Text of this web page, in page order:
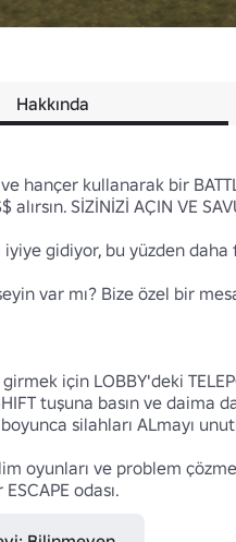
Hakkında
hançer kullanarak bir
SİZİNİZİ AÇIN VE
iyiye gidiyor, bu yüzden
var mı? Bize özel bir
girmek için LOBBY'deki
tuşuna basın ve daima
silahları ALmayı
oyunları ve problem
odası.